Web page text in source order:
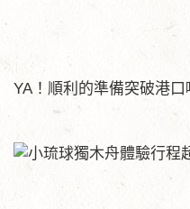
YA！順利的準備突破港口